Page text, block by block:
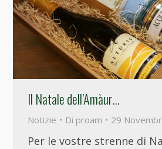
Il Natale dell’Amàur…
Notizie Di proam 29
Per le vostre strenne di